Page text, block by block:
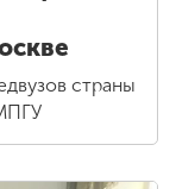
страны